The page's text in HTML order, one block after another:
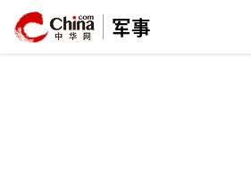
军事